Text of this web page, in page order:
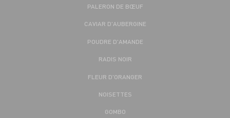
PALERON DE BŒUF
CAVIAR D'AUBERGINE
POUDRE D'AMANDE
RADIS NOIR
FLEUR D'ORANGER
NOISETTES
GOMBO